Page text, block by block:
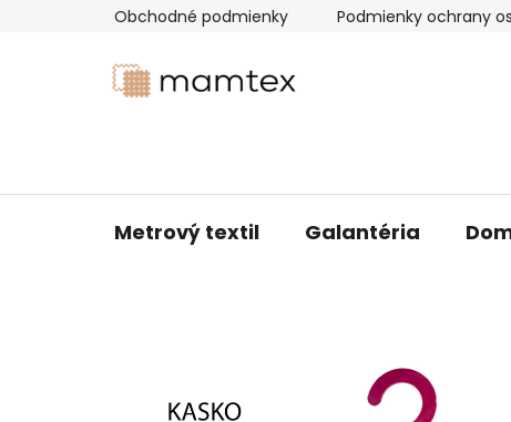
Obchodné podmienky Podmienky ochrany
Metrový textil Galantéria